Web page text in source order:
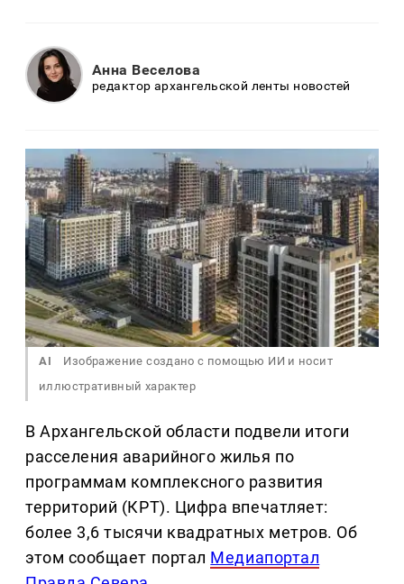
Анна Веселова
редактор архангельской ленты новостей
AI
Изображение создано с помощью ИИ и носит
иллюстративный характер
В Архангельской области подвели итоги
расселения аварийного жилья по
программам комплексного развития
территорий (КРТ). Цифра впечатляет:
более 3,6 тысячи квадратных метров. Об
этом сообщает портал Медиапортал